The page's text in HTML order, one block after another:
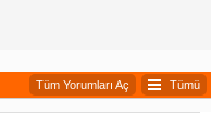
Tümü
Tüm Yorumları Aç